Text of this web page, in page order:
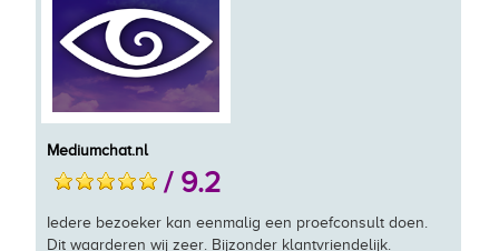
Mediumchat.nl
/ 9.2
Iedere bezoeker kan eenmalig een proefconsult doen.
Dit waarderen wij zeer. Bijzonder klantvriendelijk.